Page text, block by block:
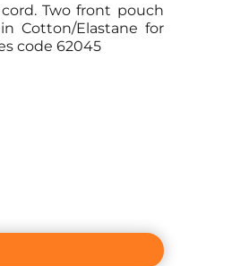
Two front pouch
Cotton/Elastane for
code 62045